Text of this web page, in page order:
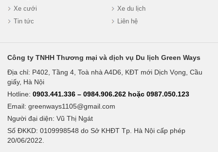
Xe cưới
Xe du lịch
Tin tức
Liên hệ
Công ty TNHH Thương mại và dịch vụ Du lịch Green Ways
Địa chỉ: P402, Tầng 4, Toà nhà A4D6, KĐT mới Dịch Vọng, Cầu
giấy, Hà Nội
Hotline: 0903.441.336 – 0984.906.262 hoặc 0987.050.123
Email: greenways1105@gmail.com
Người đại diện: Vũ Thị Ngát
Số ĐKKD: 0109998548 do Sở KHĐT Tp. Hà Nội cấp phép
20/06/2022.